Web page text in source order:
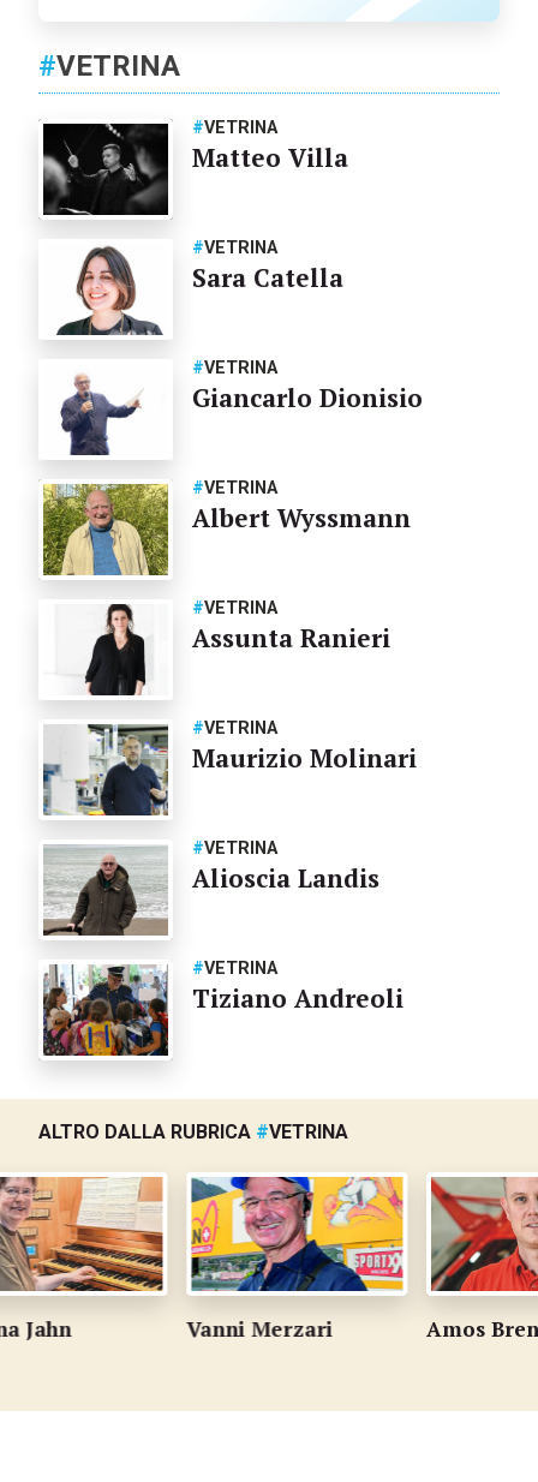
#VETRINA
#VETRINA
Matteo Villa
#VETRINA
Sara Catella
#VETRINA
Giancarlo Dionisio
#VETRINA
Albert Wyssmann
#VETRINA
Assunta Ranieri
#VETRINA
Maurizio Molinari
#VETRINA
Alioscia Landis
#VETRINA
Tiziano Andreoli
ALTRO DALLA RUBRICA #VETRINA
Vanni Merzari Amos Brenn